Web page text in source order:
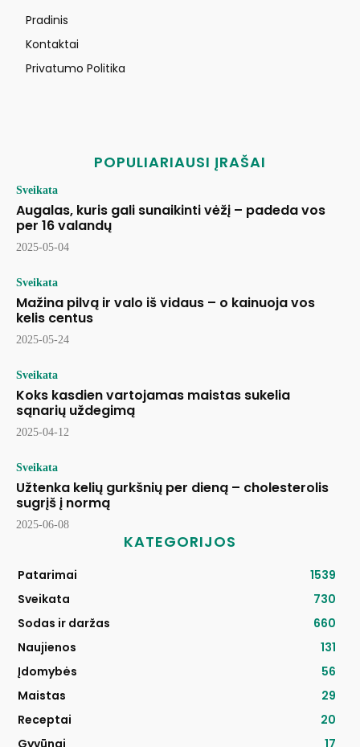
Pradinis
Kontaktai
Privatumo Politika
POPULIARIAUSI ĮRAŠAI
Sveikata
Augalas, kuris gali sunaikinti vėžį – padeda vos
per 16 valandų
2025-05-04
Sveikata
Mažina pilvą ir valo iš vidaus – o kainuoja vos
kelis centus
2025-05-24
Sveikata
Koks kasdien vartojamas maistas sukelia
sąnarių uždegimą
2025-04-12
Sveikata
Užtenka kelių gurkšnių per dieną – cholesterolis
sugrįš į normą
2025-06-08
KATEGORIJOS
Patarimai
1539
Sveikata
730
Sodas ir daržas
660
Naujienos
131
Įdomybės
56
Maistas
29
Receptai
20
Gyvūnai
17